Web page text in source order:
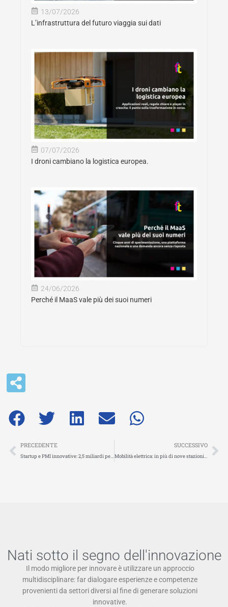
13/07/2026
L’infrastruttura del futuro viaggia sui dati
07/07/2026
I droni cambiano la logistica europea.
24/06/2026
Perché il MaaS vale più dei suoi numeri
Precedente
PRECEDENTE
Startup e PMI innovative: 2,5 miliardi per gli investimenti
SUCCESSIVO
Mobilità elettrica: in più di nove stazioni di ricarica su dieci i clienti non sono in grado di pagare utilizzando la propria carta di debito o di credito. I risultati della ricerca Kantar per IDZ
Nati sotto il segno dell'innovazione
Il modo migliore per innovare è utilizzare un approccio
multidisciplinare: far dialogare esperienze e competenze
provenienti da settori diversi al fine di generare soluzioni
innovative.